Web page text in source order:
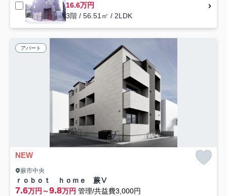
16.6万円
3階 / 56.51㎡ / 2LDK
アパート
NEW
蕨市中央
ｒｏｂｏｔ ｈｏｍｅ 蕨Ⅴ
7.6万円～9.8万円 管理/共益費3,000円